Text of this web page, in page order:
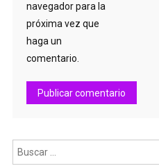
navegador para la
próxima vez que
haga un
comentario.